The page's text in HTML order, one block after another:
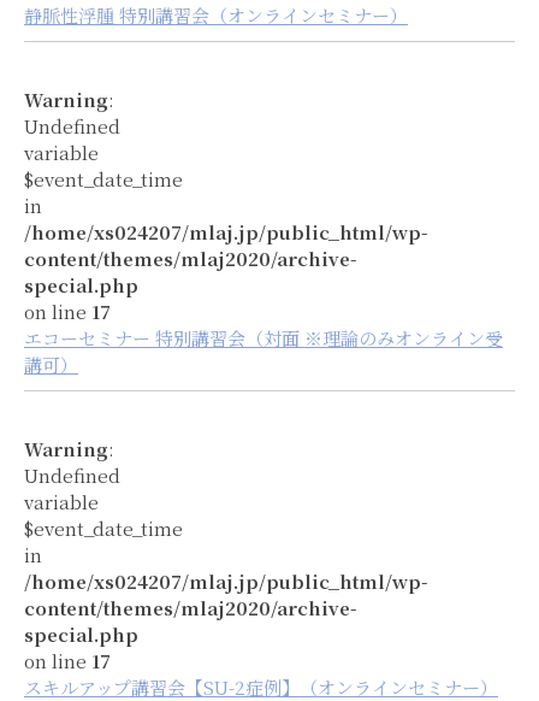
静脈性浮腫 特別講習会（オンラインセミナー）
Warning:
Undefined
variable
$event_date_time
in
/home/xs024207/mlaj.jp/public_html/wp-
content/themes/mlaj2020/archive-
special.php
on line 17
エコーセミナー 特別講習会（対面 ※理論のみオンライン受
講可）
Warning:
Undefined
variable
$event_date_time
in
/home/xs024207/mlaj.jp/public_html/wp-
content/themes/mlaj2020/archive-
special.php
on line 17
スキルアップ講習会【SU-2症例】（オンラインセミナー）